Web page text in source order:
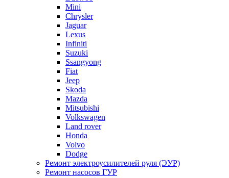
Mini
Chrysler
Jaguar
Lexus
Infiniti
Suzuki
Ssangyong
Fiat
Jeep
Skoda
Mazda
Mitsubishi
Volkswagen
Land rover
Honda
Volvo
Dodge
Ремонт электроусилителей руля (ЭУР)
Ремонт насосов ГУР